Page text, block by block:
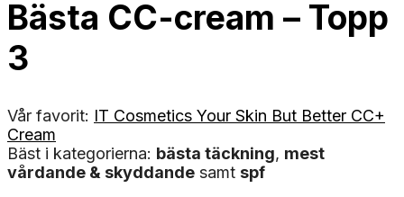
Bästa CC-cream – Topp
3
Vår favorit: IT Cosmetics Your Skin But Better CC+
Cream
Bäst i kategorierna: bästa täckning, mest
vårdande & skyddande samt spf